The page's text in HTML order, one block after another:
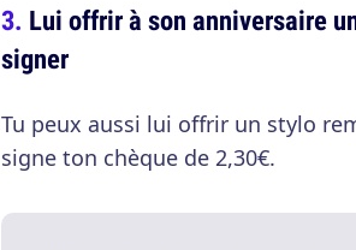
Lui offrir à son anniversaire
signer
Tu peux aussi lui offrir un stylo
signe ton chèque de 2,30€.